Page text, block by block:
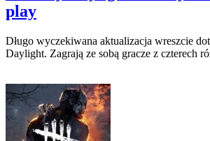
play
Długo wyczekiwana aktualizacja wreszcie
Daylight. Zagrają ze sobą gracze z czterech